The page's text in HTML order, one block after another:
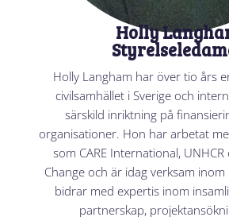
Holly
Holly Langham har över tio års
civilsamhället i Sverige och
särskild inriktning på
organisationer. Hon har arbetat
som CARE International,
Change och är idag verksam
bidrar med expertis inom
partnerskap,